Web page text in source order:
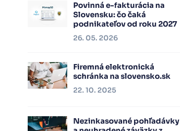
Povinná e-fakturácia na
Slovensku: čo čaká
podnikateľov od roku 2027
26. 05. 2026
Firemná elektronická
schránka na slovensko.sk
22. 10. 2025
Nezinkasované pohľadávky